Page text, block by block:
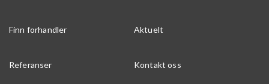
Finn forhandler Aktuelt
Referanser Kontakt oss